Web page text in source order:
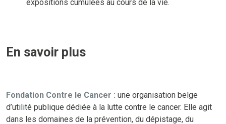
expositions cumulées au cours de la vie.
En savoir plus
Fondation Contre le Cancer : une organisation belge
d’utilité publique dédiée à la lutte contre le cancer. Elle agit
dans les domaines de la prévention, du dépistage, du